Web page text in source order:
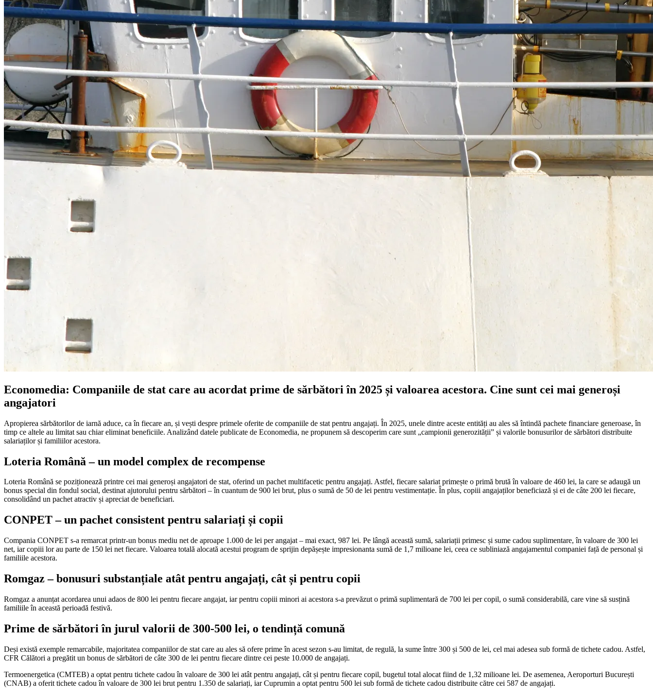
Economedia: Companiile de stat care au acordat prime de sărbători în 2025 și valoarea acestora. Cine sunt cei mai generoși
angajatori
Apropierea sărbătorilor de iarnă aduce, ca în fiecare an, și vești despre primele oferite de companiile de stat pentru angajați. În 2025, unele dintre aceste entități au ales să întindă pachete financiare generoase, în
timp ce altele au limitat sau chiar eliminat beneficiile. Analizând datele publicate de Economedia, ne propunem să descoperim care sunt „campionii generozității” și valorile bonusurilor de sărbători distribuite
salariaților și familiilor acestora.
Loteria Română – un model complex de recompense
Loteria Română se poziționează printre cei mai generoși angajatori de stat, oferind un pachet multifacetic pentru angajați. Astfel, fiecare salariat primește o primă brută în valoare de 460 lei, la care se adaugă un
bonus special din fondul social, destinat ajutorului pentru sărbători – în cuantum de 900 lei brut, plus o sumă de 50 de lei pentru vestimentație. În plus, copiii angajaților beneficiază și ei de câte 200 lei fiecare,
consolidând un pachet atractiv și apreciat de beneficiari.
CONPET – un pachet consistent pentru salariați și copii
Compania CONPET s-a remarcat printr-un bonus mediu net de aproape 1.000 de lei per angajat – mai exact, 987 lei. Pe lângă această sumă, salariații primesc și sume cadou suplimentare, în valoare de 300 lei
net, iar copiii lor au parte de 150 lei net fiecare. Valoarea totală alocată acestui program de sprijin depășește impresionanta sumă de 1,7 milioane lei, ceea ce subliniază angajamentul companiei față de personal și
familiile acestora.
Romgaz – bonusuri substanțiale atât pentru angajați, cât și pentru copii
Romgaz a anunțat acordarea unui adaos de 800 lei pentru fiecare angajat, iar pentru copiii minori ai acestora s-a prevăzut o primă suplimentară de 700 lei per copil, o sumă considerabilă, care vine să susțină
familiile în această perioadă festivă.
Prime de sărbători în jurul valorii de 300-500 lei, o tendință comună
Deși există exemple remarcabile, majoritatea companiilor de stat care au ales să ofere prime în acest sezon s-au limitat, de regulă, la sume între 300 și 500 de lei, cel mai adesea sub formă de tichete cadou. Astfel,
CFR Călători a pregătit un bonus de sărbători de câte 300 de lei pentru fiecare dintre cei peste 10.000 de angajați.
Termoenergetica (CMTEB) a optat pentru tichete cadou în valoare de 300 lei atât pentru angajați, cât și pentru fiecare copil, bugetul total alocat fiind de 1,32 milioane lei. De asemenea, Aeroporturi București
(CNAB) a oferit tichete cadou în valoare de 300 lei brut pentru 1.350 de salariați, iar Cuprumin a optat pentru 500 lei sub formă de tichete cadou distribuite către cei 587 de angajați.